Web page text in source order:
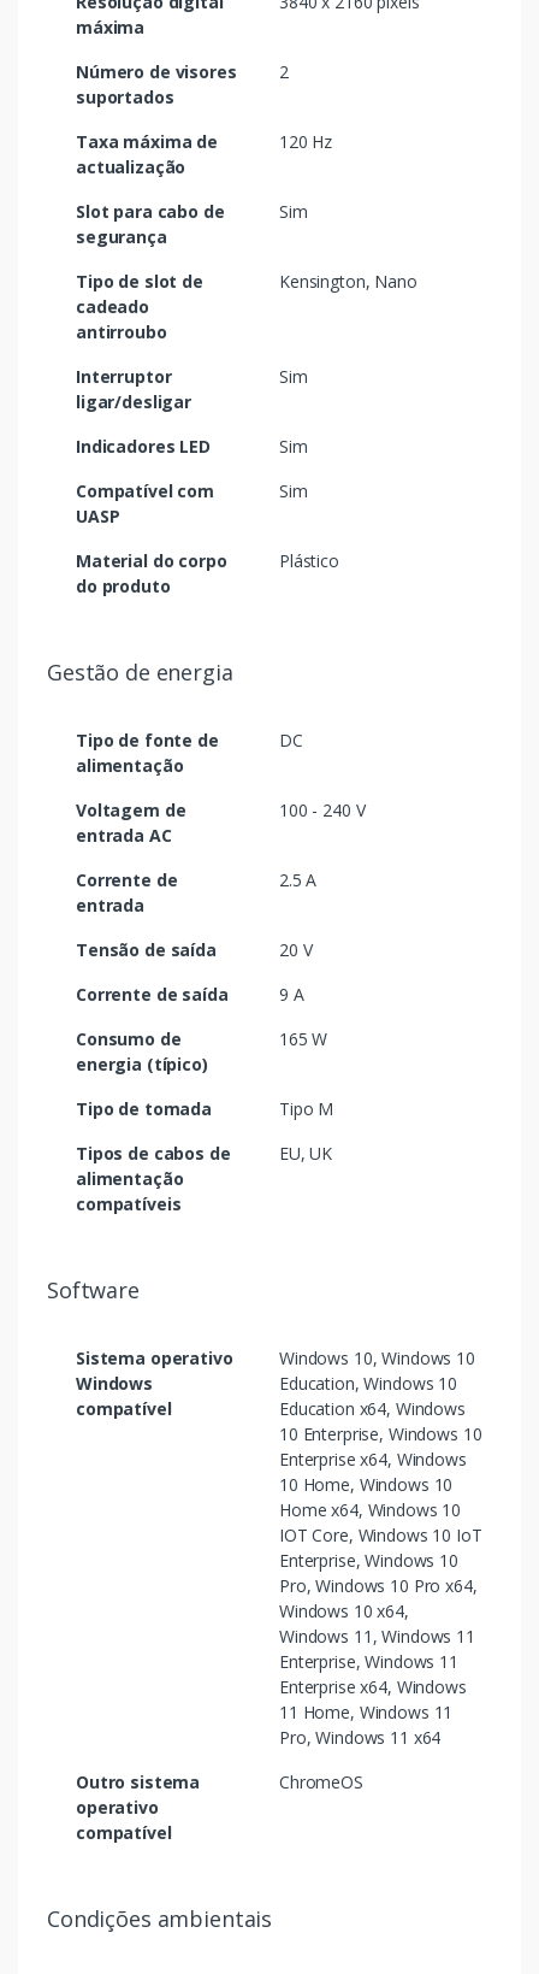
máxima
Número de visores
suportados
2
Taxa máxima de
actualização
120 Hz
Slot para cabo de
segurança
Sim
Tipo de slot de
cadeado
antirroubo
Kensington, Nano
Interruptor
ligar/desligar
Sim
Indicadores LED
Sim
Compatível com
UASP
Sim
Material do corpo
do produto
Plástico
Gestão de energia
Tipo de fonte de
alimentação
DC
Voltagem de
entrada AC
100 - 240 V
Corrente de
entrada
2.5 A
Tensão de saída
20 V
Corrente de saída
9 A
Consumo de
energia (típico)
165 W
Tipo de tomada
Tipo M
Tipos de cabos de
alimentação
compatíveis
EU, UK
Software
Sistema operativo
Windows
compatível
Windows 10, Windows 10
Education, Windows 10
Education x64, Windows
10 Enterprise, Windows 10
Enterprise x64, Windows
10 Home, Windows 10
Home x64, Windows 10
IOT Core, Windows 10 IoT
Enterprise, Windows 10
Pro, Windows 10 Pro x64,
Windows 10 x64,
Windows 11, Windows 11
Enterprise, Windows 11
Enterprise x64, Windows
11 Home, Windows 11
Pro, Windows 11 x64
Outro sistema
operativo
compatível
ChromeOS
Condições ambientais